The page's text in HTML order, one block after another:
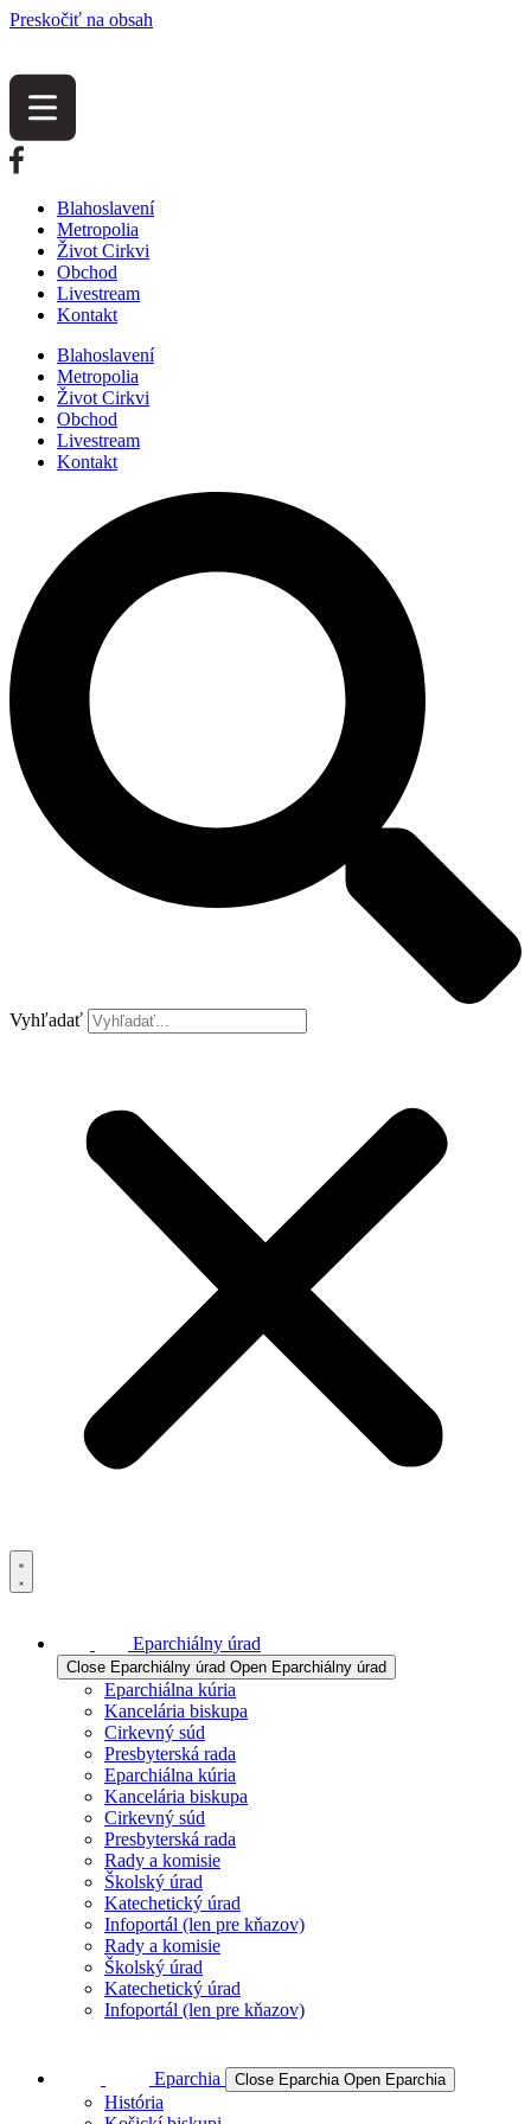
Preskočiť na obsah
Blahoslavení
Metropolia
Život Cirkvi
Obchod
Livestream
Kontakt
Blahoslavení
Metropolia
Život Cirkvi
Obchod
Livestream
Kontakt
Vyhľadať
Eparchiálny úrad
Close Eparchiálny úrad Open Eparchiálny úrad
Eparchiálna kúria
Kancelária biskupa
Cirkevný súd
Presbyterská rada
Eparchiálna kúria
Kancelária biskupa
Cirkevný súd
Presbyterská rada
Rady a komisie
Školský úrad
Katechetický úrad
Infoportál (len pre kňazov)
Rady a komisie
Školský úrad
Katechetický úrad
Infoportál (len pre kňazov)
Eparchia Close Eparchia Open Eparchia
História